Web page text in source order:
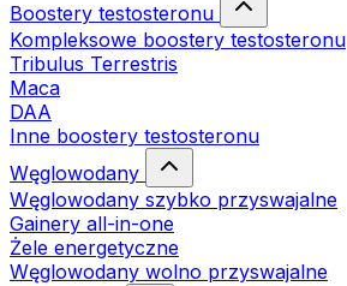
Boostery testosteronu
Kompleksowe boostery testosteronu
Tribulus Terrestris
Maca
DAA
Inne boostery testosteronu
Węglowodany
Węglowodany szybko przyswajalne
Gainery all-in-one
Żele energetyczne
Węglowodany wolno przyswajalne